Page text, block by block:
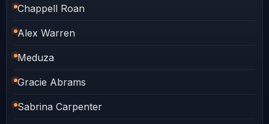
Chappell Roan
Alex Warren
Meduza
Gracie Abrams
Sabrina Carpenter